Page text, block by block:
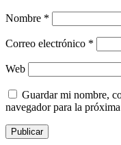
Nombre *
Correo electrónico *
Web
Guardar mi nombre,
navegador para la